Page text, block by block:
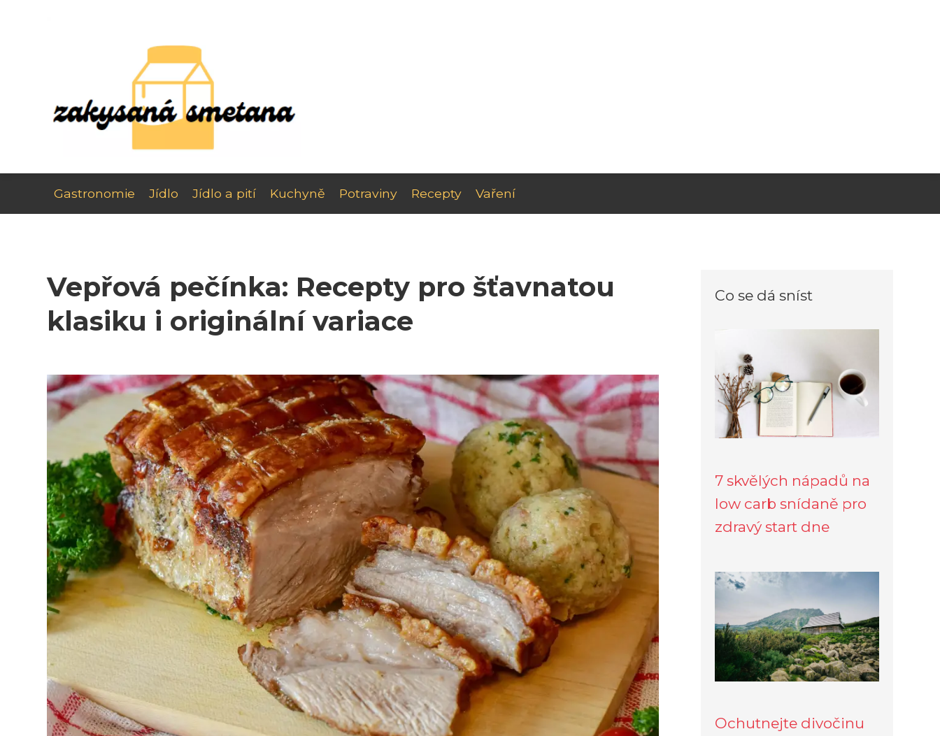
Gastronomie Jídlo Jídlo a pití Kuchyně Potraviny Recepty Vaření
Vepřová pečínka: Recepty pro šťavnatou
klasiku i originální variace
Co se dá sníst
7 skvělých nápadů na
low carb snídaně pro
zdravý start dne
Ochutnejte divočinu